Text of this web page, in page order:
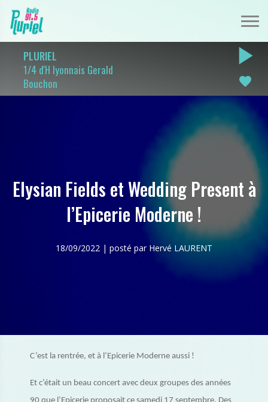
PLURIEL
1/4 d'H lyonnais Gerald
Bouchon
play_arrow
favorite
Elysian Fields et Wedding Present à
l’Epicerie Moderne !
18/09/2022 | posté par Hervé LAURENT
C’est la rentrée, et à l’Epicerie Moderne aussi !
Et c’était un beau concert avec deux groupes des années